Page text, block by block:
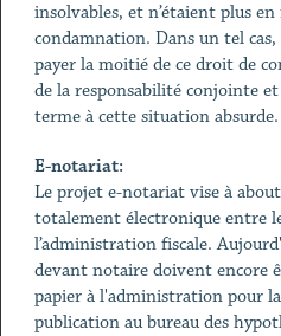
insolvables, et n’étaient plus
condamnation. Dans un tel
payer la moitié de ce droit de
de la responsabilité conjointe
terme à cette situation absurde.
E-notariat:
Le projet e-notariat vise à
totalement électronique entre
l’administration fiscale.
devant notaire doivent encore
papier à l'administration pour
publication au bureau des